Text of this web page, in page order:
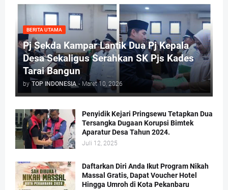
BERITA UTAMA
Pj Sekda Kampar Lantik Dua Pj Kepala
Desa Sekaligus Serahkan SK Pjs Kades
Tarai Bangun
by TOP INDONESIA - Maret 10, 2026
Penyidik Kejari Pringsewu Tetapkan Dua
Tersangka Dugaan Korupsi Bimtek
Aparatur Desa Tahun 2024.
Juli 12, 2025
Daftarkan Diri Anda Ikut Program Nikah
Massal Gratis, Dapat Voucher Hotel
Hingga Umroh di Kota Pekanbaru